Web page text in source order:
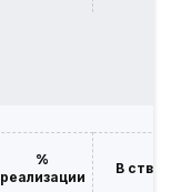
%
реализации
В створ